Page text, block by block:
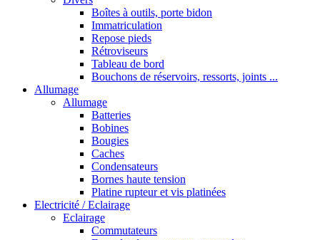
Boîtes à outils, porte bidon
Immatriculation
Repose pieds
Rétroviseurs
Tableau de bord
Bouchons de réservoirs, ressorts, joints ...
Allumage
Allumage
Batteries
Bobines
Bougies
Caches
Condensateurs
Bornes haute tension
Platine rupteur et vis platinées
Electricité / Eclairage
Eclairage
Commutateurs